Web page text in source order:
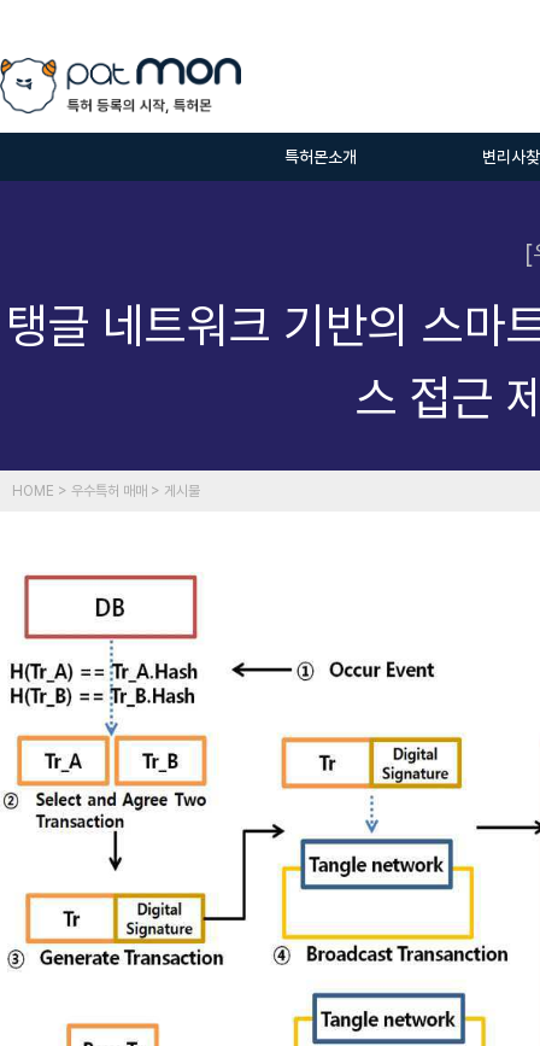
특허몬소개 변리사
[
탱글 네트워크 기반의 스마
스 접근
HOME > 우수특허 매매 > 게시물